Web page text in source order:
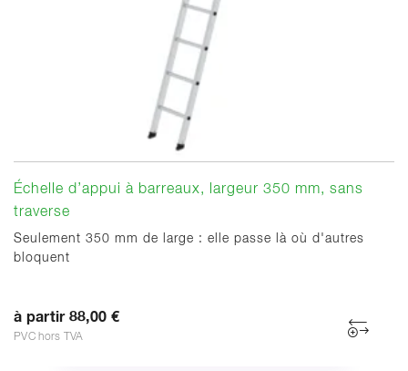
Échelle d’appui à barreaux, largeur 350 mm, sans
traverse
Seulement 350 mm de large : elle passe là où d'autres
bloquent
à partir 88,00 €
PVC hors TVA